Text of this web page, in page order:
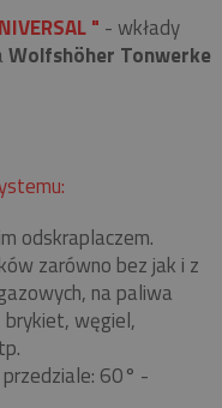
" - wkłady
Wolfshöher Tonwerke
odskraplaczem.
zarówno bez jak i z
na paliwa
węgiel,
60° -